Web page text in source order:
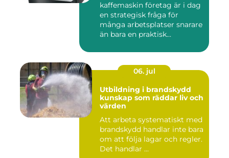
kaffemaskin företag är i dag
en strategisk fråga för
många arbetsplatser snarare
än bara en praktisk...
06. jul
Utbildning i brandskydd
kunskap som räddar liv och
värden
Att arbeta systematiskt med
brandskydd handlar inte bara
om att följa lagar och regler.
Det handlar ...